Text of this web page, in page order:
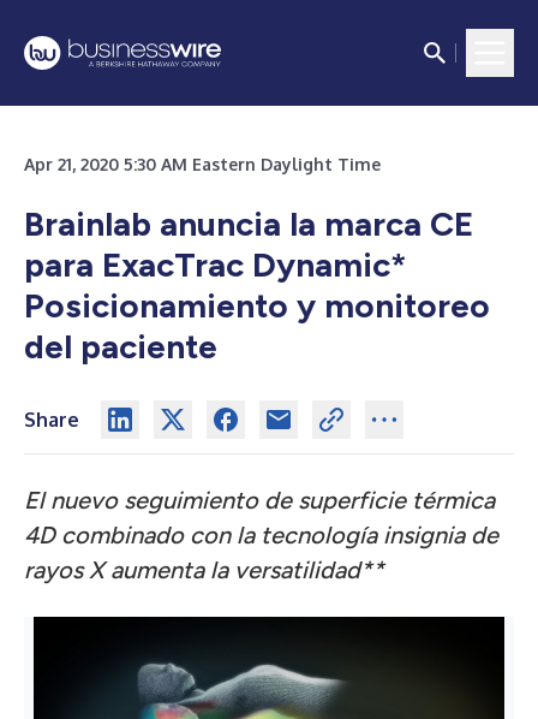
Apr 21, 2020 5:30 AM Eastern Daylight Time
Brainlab anuncia la marca CE
para ExacTrac Dynamic*
Posicionamiento y monitoreo
del paciente
Share
El nuevo seguimiento de superficie térmica
4D combinado con la tecnología insignia de
rayos X aumenta la versatilidad**